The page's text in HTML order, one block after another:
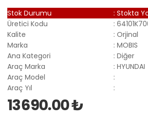
Stok Durumu : Stokta
Üretici Kodu
:
Kalite
: Orjinal
Marka
: MOBIS
Ana Kategori
: Diğer
Araç Marka
: HYUNDAI
Araç Model
:
Araç Yıl
:
13690.00 ₺